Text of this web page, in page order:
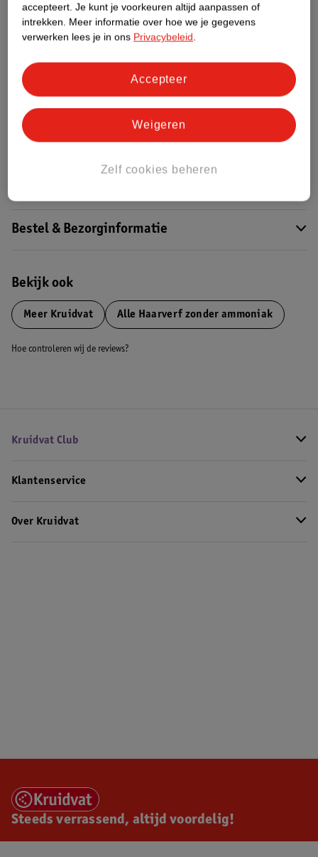
Etiketinformatie
Rood (-) = hoge impact op het milieu.
Groen (+) = lage impact op het milieu.
Gebaseerd op wereldwijde
gemiddelden.
Gemiddelde voor Haar - Kleurmiddelen: 48%
Bestel & Bezorginformatie
Bekijk ook
Meer Kruidvat Alle Haarverf zonder ammoniak
Hoe controleren wij de reviews?
Kruidvat Club
Klantenservice
Over Kruidvat
Steeds verrassend, altijd voordelig!
accepteert. Je kunt je voorkeuren altijd aanpassen of
intrekken. Meer informatie over hoe we je gegevens
verwerken lees je in ons Privacybeleid.
Zelf cookies beheren
Weigeren
Accepteer